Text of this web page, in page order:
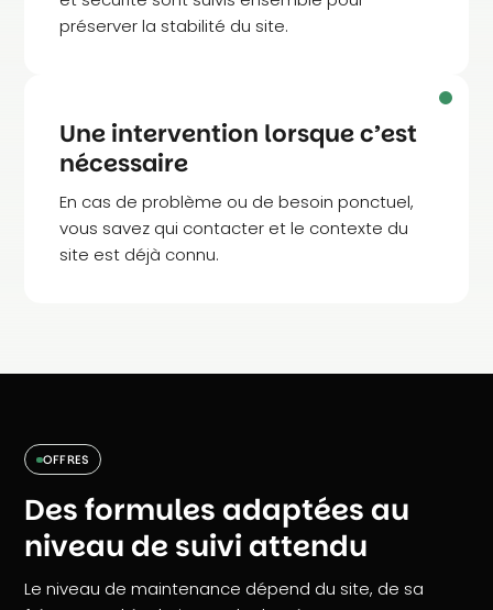
préserver la stabilité du site.
Une intervention lorsque c’est
nécessaire
En cas de problème ou de besoin ponctuel,
vous savez qui contacter et le contexte du
site est déjà connu.
OFFRES
Des formules adaptées au
niveau de suivi attendu
Le niveau de maintenance dépend du site, de sa